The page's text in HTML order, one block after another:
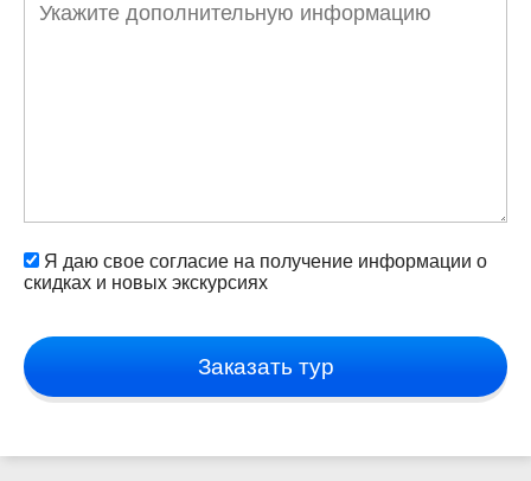
Я даю свое согласие на получение информации о
скидках и новых экскурсиях
Заказать тур